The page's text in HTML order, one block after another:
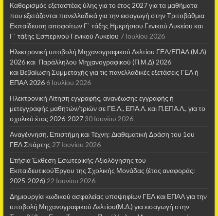
Καθορισμός εξεταστέας ύλης για το έτος 2027 για τα μαθήματα
που εξετάζονται πανελλαδικά για την εισαγωγή στην Τριτοβάθμια
Εκπαίδευση αποφοίτων Γ΄ τάξης Ημερήσιου Γενικού Λυκείου και
Γ΄ τάξης Εσπερινού Γενικού Λυκείου 7 Ιουλίου 2026
Ηλεκτρονική υποβολή Μηχανογραφικού Δελτίου ΓΕΛ/ΕΠΑΛ (Μ.Δ)
2026 και Παράλληλου Μηχανογραφικού (Π.Μ.Δ) 2026
και Βεβαίωση Συμμετοχής για τις πανελλαδικές εξετάσεις ΓΕΛ ή
ΕΠΑΛ 2026 6 Ιουλίου 2026
Ηλεκτρονική Αίτηση εγγραφής, ανανέωσης εγγραφής ή
μετεγγραφής μαθητών/τριών σε ΓΕ.Λ., ΕΠΑ.Λ. και Π.ΕΠΑ.Λ., για το
σχολικό έτος 2026-202730 Ιουνίου 2026
Αναγέννηση, Επιστήμη και Τέχνη: Διαθεματική Δράση του 1ου
ΓΕΛ Σπάρτης 27 Ιουνίου 2026
Ετήσια Έκθεση Εσωτερικής Αξιολόγησης του
ΕκπαιδευτικούΈργου της Σχολικής Μονάδας (έτος αναφοράς:
2025-2026) 22 Ιουνίου 2026
Δημιουργία κωδικού ασφαλείας υποψηφίων ΓΕΛ και ΕΠΑΛ για την
υποβολή Μηχανογραφικού Δελτίου(Μ.Δ.) για εισαγωγή στην